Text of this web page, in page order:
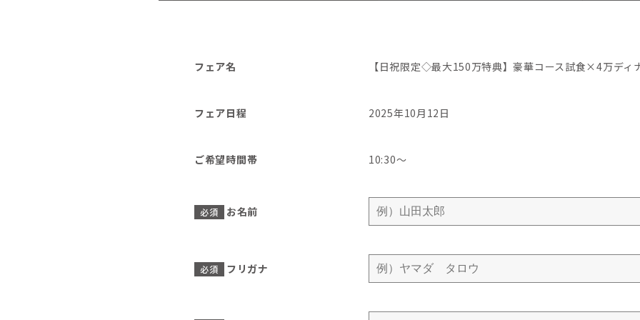
フェア名 【日祝限定◇最大150万特典】豪華コース試食×4万ディ
フェア日程 2025年10月12日
ご希望時間帯 10:30〜
必須 お名前
必須 フリガナ